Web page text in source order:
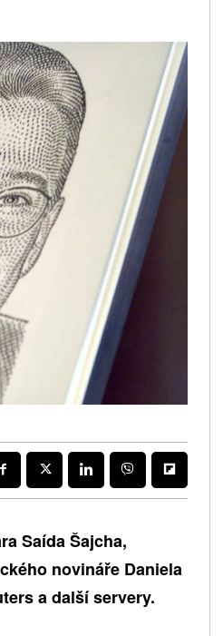
Saída Šajcha,
novináře Daniela
a další servery.